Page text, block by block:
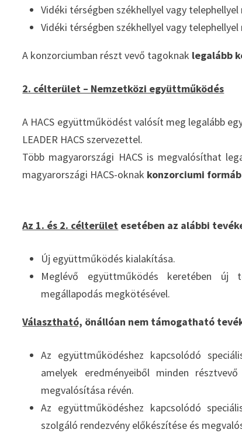
Vidéki térségben székhellyel vagy
Vidéki térségben székhellyel vagy
A konzorciumban részt vevő tagoknak legalább
2. célterület – Nemzetközi együttműködés
A HACS együttműködést valósít meg legalább
LEADER HACS szervezettel.
Több magyarországi HACS is megvalósíthat
magyarországi HACS-oknak konzorciumi
Az 1. és 2. célterület esetében az alábbi
Új együttműködés kialakítása.
Meglévő együttműködés keretében új
megállapodás megkötésével.
Választható, önállóan nem támogatható
Az együttműködéshez kapcsolódó
amelyek eredményeiből minden
megvalósítása révén.
Az együttműködéshez kapcsolódó
szolgáló rendezvény előkészítése és